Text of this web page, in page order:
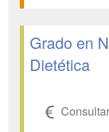
Grado en
Dietética
Consultar